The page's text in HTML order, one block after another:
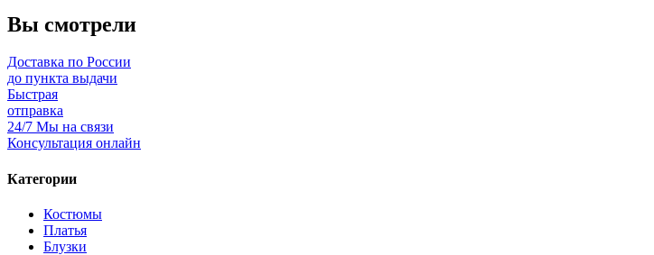
Вы смотрели
Доставка по России
до пункта выдачи
Быстрая
отправка
24/7 Мы на связи
Консультация онлайн
Категории
Костюмы
Платья
Блузки